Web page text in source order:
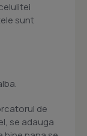
sunt
de
se adauga